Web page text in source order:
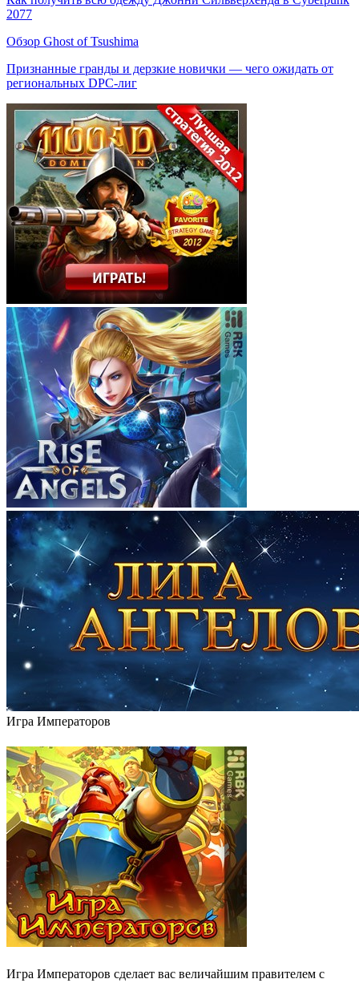
2077
Обзор Ghost of Tsushima
Признанные гранды и дерзкие новички — чего ожидать от
региональных DPC-лиг
Игра Императоров
Игра Императоров сделает вас величайшим правителем с